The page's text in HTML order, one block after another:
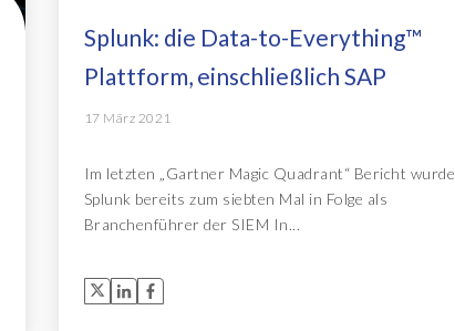
Splunk: die Data-to-Everything™
Plattform, einschließlich SAP
17 März 2021
Im letzten „Gartner Magic Quadrant“ Bericht wurde
Splunk bereits zum siebten Mal in Folge als
Branchenführer der SIEM In...